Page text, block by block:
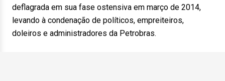
deflagrada em sua fase ostensiva em março de 2014,
levando à condenação de políticos, empreiteiros,
doleiros e administradores da Petrobras.